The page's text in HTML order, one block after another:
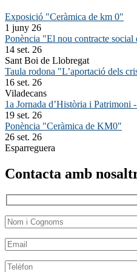
Exposició "Ceràmica de km 0"
1 juny 26
Ponència "El nou contracte
14 set. 26
Sant Boi de Llobregat
Taula rodona "L’aportació dels
16 set. 26
Viladecans
1a Jornada d’Història i Patrimoni
19 set. 26
Ponència "Ceràmica de KM0"
26 set. 26
Esparreguera
Contacta amb